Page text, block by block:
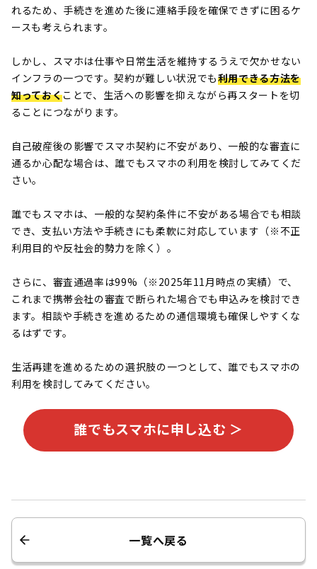
れるため、手続きを進めた後に連絡手段を確保できずに困るケ
ースも考えられます。
しかし、スマホは仕事や日常生活を維持するうえで欠かせない
インフラの一つです。契約が難しい状況でも利用できる方法を
知っておくことで、生活への影響を抑えながら再スタートを切
ることにつながります。
自己破産後の影響でスマホ契約に不安があり、一般的な審査に
通るか心配な場合は、誰でもスマホの利用を検討してみてくだ
さい。
誰でもスマホは、一般的な契約条件に不安がある場合でも相談
でき、支払い方法や手続きにも柔軟に対応しています（※不正
利用目的や反社会的勢力を除く）。
さらに、審査通過率は99%（※2025年11月時点の実績）で、
これまで携帯会社の審査で断られた場合でも申込みを検討でき
ます。相談や手続きを進めるための通信環境も確保しやすくな
るはずです。
生活再建を進めるための選択肢の一つとして、誰でもスマホの
利用を検討してみてください。
誰でもスマホに申し込む ＞
一覧へ戻る